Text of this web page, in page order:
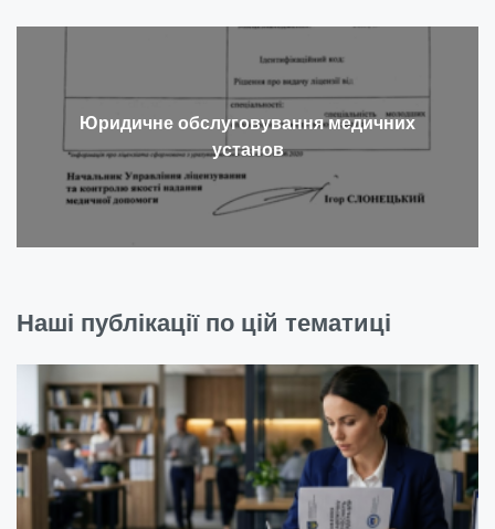
Юридичне обслуговування медичних
установ
Наші публікації по цій тематиці